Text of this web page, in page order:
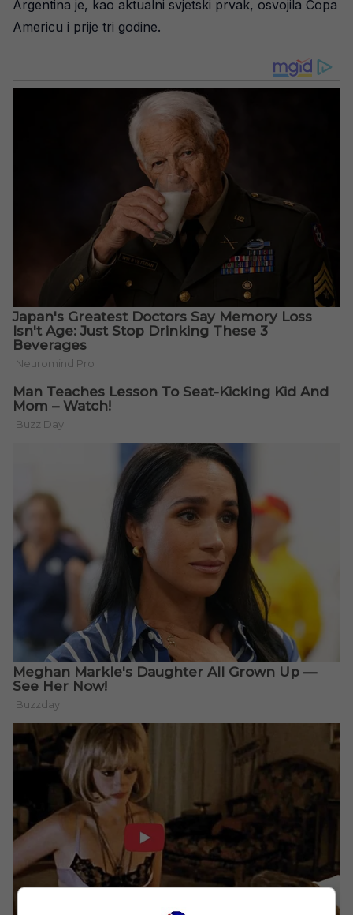
Argentina je, kao aktualni svjetski prvak, osvojila Copa
Americu i prije tri godine.